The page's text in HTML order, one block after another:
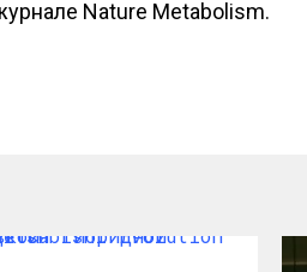
Nature Metabolism.